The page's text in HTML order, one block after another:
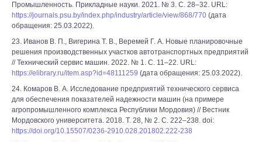
Промышленность. Прикладные науки. 2021. № 3. С. 28–32. URL:
https://journals.psu.by/index.php/industry/article/view/868/770 (дата
обращения: 25.03.2022).
23. Иванов В. П., Вигерина Т. В., Веремей Г. А. Новые планировочные
решения производственных участков автотранспортных предприятий
// Технический сервис машин. 2022. № 1. С. 11–22. URL:
https://elibrary.ru/item.asp?id=48111259 (дата обращения: 25.03.2022).
24. Комаров В. А. Исследование предприятий технического сервиса
для обеспечения показателей надежности машин (на примере
агропромышленного комплекса Республики Мордовия) // Вестник
Мордовского университета. 2018. Т. 28, № 2. С. 222–238. doi:
https://doi.org/10.15507/0236-2910.028.201802.222-238